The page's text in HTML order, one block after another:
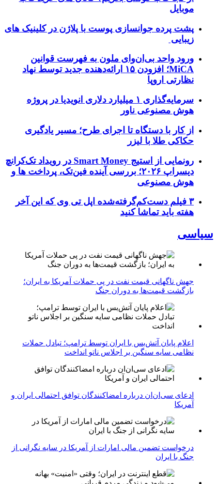
موبایل
پشت پرده جوانسازی پوست با پلاژن در کلینیک های
زیبایی
ورود واحد بی‌ان‌وای ملون به فهرست قوانین
MiCA؛ افزودن ۱۵ ارائه‌دهنده جدید توسط نهاد
نظارتی اروپا
سرمایه‌گذاری ۱ میلیارد دلاری انویدیا در پروژه
هوش مصنوعی ناور
از کار با دستگاه تا اجرای طرح؛ مسیر یادگیری
حکاکی طلا با لیزر
رونمایی از استیج Smart Money در رویداد تک‌کرانچ
دیسراپ ۲۰۲۶؛ بررسی آینده فین‌تک، پرداخت‌ ها و
هوش مصنوعی
۳ فیلم دست‌کم‌گرفته‌شده اپل تی وی که این آخر
هفته باید تماشا کنید
سیاسی
جهش ناگهانی قیمت نفت در پی حملات آمریکا به ایران؛
بازگشت قیمت‌ها به دوران جنگ
اعلام پایان آتش‌بس با ایران توسط ترامپ؛ تبادل حملات
نظامی سایه سنگین بر اجلاس ناتو انداخت
ادعای سی‌ان‌ان درباره امضاکنندگان توافق احتمالی ایران و
آمریکا
درخواست تضمین مالی امارات از آمریکا در سایه نگرانی از
جنگ با ایران